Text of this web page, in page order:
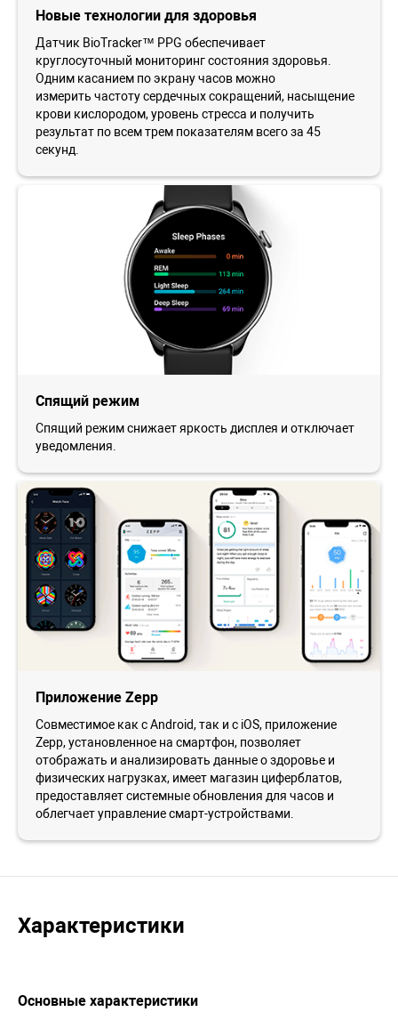
Новые технологии для здоровья
Датчик BioTracker™ PPG обеспечивает
круглосуточный мониторинг состояния здоровья.
Одним касанием по экрану часов можно
измерить частоту сердечных сокращений, насыщение
крови кислородом, уровень стресса и получить
результат по всем трем показателям всего за 45
секунд.
Спящий режим
Спящий режим снижает яркость дисплея и отключает
уведомления.
Приложение Zepp
Совместимое как с Android, так и с iOS, приложение
Zepp, установленное на смартфон, позволяет
отображать и анализировать данные о здоровье и
физических нагрузках, имеет магазин циферблатов,
предоставляет системные обновления для часов и
облегчает управление смарт-устройствами.
Характеристики
Основные характеристики